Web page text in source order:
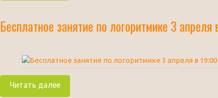
Бесплатное занятие по логоритмике 3 апреля
Читать далее